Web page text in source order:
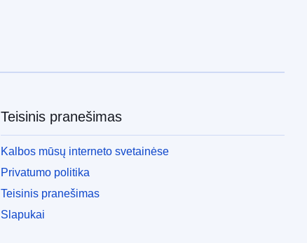
Teisinis pranešimas
Kalbos mūsų interneto svetainėse
Privatumo politika
Teisinis pranešimas
Slapukai